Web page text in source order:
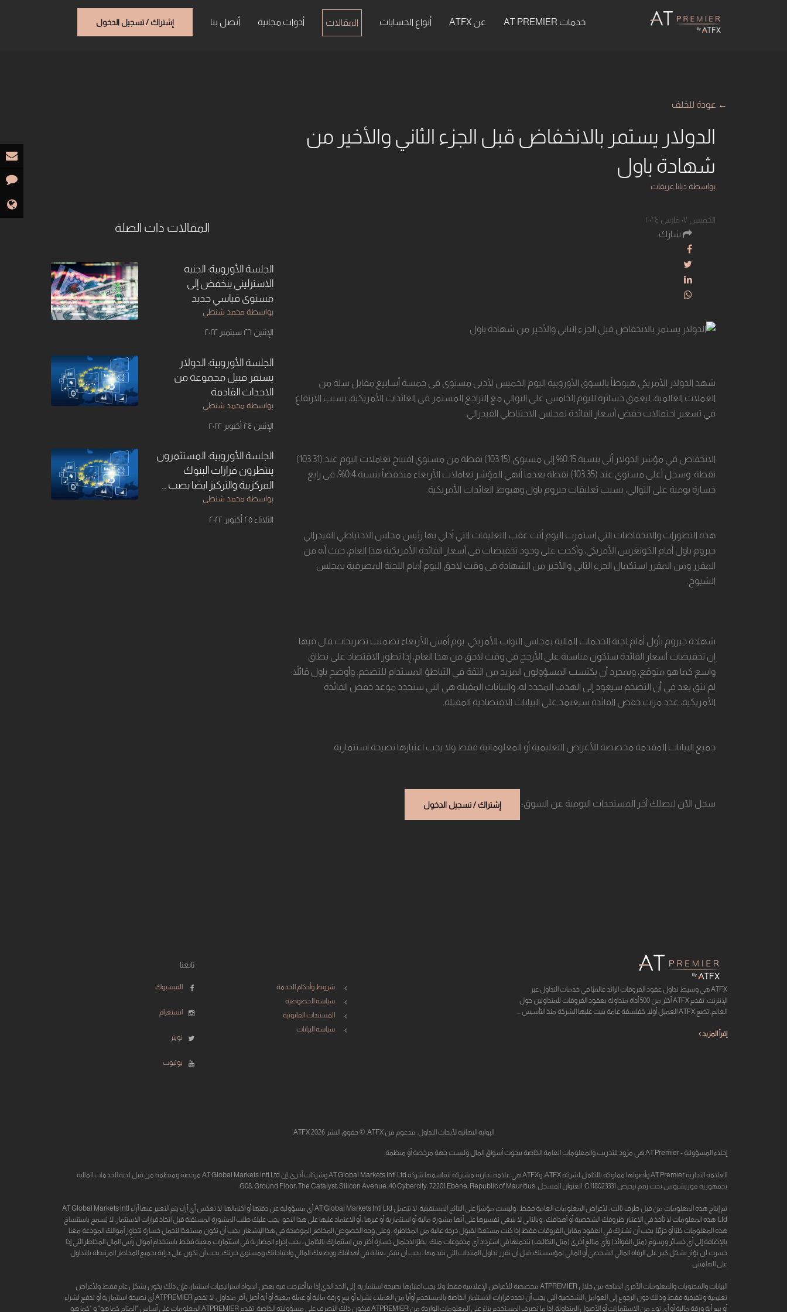
خدمات AT PREMIER عن ATFX أنواع الحسابات المقالات أدوات مجانية أتصل بنا إشتراك / تسجيل الدخول
← عودة للخلف
الدولار يستمر بالانخفاض قبل الجزء الثاني والأخير من
شهادة باول
بواسطة ديانا عريقات
الخميس ٠٧ مارس ٢٠٢٤
شارك:
شهد الدولار الأمريكي هبوطاً بالسوق الأوروبية اليوم الخميس لأدنى مستوى فى خمسة ‏أسابيع مقابل سلة من
العملات العالمية، ليعمق خسائره لليوم الخامس على التوالي مع التراجع المستمر فى العائدات الأمريكية، بسبب الارتفاع
في تسعير احتمالات ‏خفض أسعار الفائدة لمجلس الاحتياطي الفيدرالي.
الانخفاض في مؤشر الدولار أتى بنسبة 0.15% إلى مستوى (103.15) نقطة من مستوي افتتاح تعاملات اليوم عند (103.31)
نقطة، وسجل أعلى مستوى ‏عند (103.35) نقطة بعدما أنهي المؤشر تعاملات الأربعاء منخفضاً بنسبة 0.4%، فى رابع
خسارة يومية على ‏التوالي، بسبب تعليقات جيروم باول وهبوط العائدات الأمريكية.‏
هذه التطورات والانخفاضات التي استمرت اليوم أتت عقب التعليقات التي أدلي بها ‏رئيس مجلس الاحتياطي الفيدرالي
جيروم باول أمام الكونغرس الأمريكي، وأكدت ‏على وجود تخفيضات فى أسعار الفائدة الأمريكية هذا العام، حيث أ،ه من
المقرر ومن المقرر استكمال الجزء الثاني والأخير ‏من الشهادة فى وقت لاحق اليوم أمام اللجنة المصرفية بمجلس
الشيوخ.‏
شهادة جيروم بأول أمام لجنة الخدمات المالية ‏بمجلس النواب الأمريكي، يوم أمس الأربعاء تضمنت تصريحات قال فيها
إن تخفيضات أسعار الفائدة ستكون مناسبة ‏على الأرجح في وقت لاحق من هذا العام، إذا تطور الاقتصاد على نطاق
واسع كما هو ‏متوقع، وبمجرد أن يكتسب المسؤولون المزيد من الثقة في التباطؤ المستدام للتضخم.‏ وأوضح باول قائلاً:
لم نثق بعد في أن التضخم سيعود إلى الهدف المحدد له، والبيانات ‏المقبلة هي التي ستحدد موعد خفض الفائدة
الأمريكية، عدد مرات خفض الفائدة ‏سيعتمد على البيانات الاقتصادية المقبلة.‏
جميع البيانات المقدمة مخصصة للأغراض التعليمية أو المعلوماتية فقط ولا يجب اعتبارها نصيحة استثمارية.
سجل الآن ليصلك آخر المستجدات اليومية عن السوق: إشتراك / تسجيل الدخول
المقالات ذات الصلة
الجلسة الأوروبية: الجنيه
الاسترليني ينخفض إلى
مستوى قياسي جديد
بواسطة محمد شنطي
الإثنين ٢٦ سبتمبر ٢٠٢٢
الجلسة الأوروبية: الدولار
يستقر قبيل مجموعة من
الاحداث القادمة
بواسطة محمد شنطي
الإثنين ٢٤ أكتوبر ٢٠٢٢
الجلسة الأوروبية: المستثمرون
ينتظرون قرارات البنوك
المركزيية والتركيز ايضا يصب …
بواسطة محمد شنطي
الثلاثاء ٢٥ أكتوبر ٢٠٢٢
ATFX هي وسيط تداول عقود الفروقات الرائد عالميًا في خدمات التداول عبر
الإنترنت. تقدم ATFX أكثر من 500 أداة متداولة بعقود الفروقات للمتداولين حول
العالم. تضع ATFX العميل أولا, كفلسفة عامة بنيت عليها الشركة منذ التأسيس ...
إقرأ المزيد
شروط وأحكام الخدمة
سياسة الخصوصية
المستندات القانونية
سياسة البيانات
تابعنا
الفيسبوك
انستغرام
تويتر
يوتيوب
البوابة النهائية لأبحاث التداول. مدعوم من ATFX. © حقوق النشر 2026 ATFX
إخلاء المسؤولية - AT Premier هي مزود للتدريب والمعلومات العامة الخاصة ببحوث أسواق المال وليست جهة مرخصة أو منظمة.
العلامة التجارية AT Premier وأصولها مملوكة بالكامل لشركة ATFX، وATFX هي علامة تجارية مشتركة تتقاسمها شركة AT Global Markets Intl Ltd وشركات أخرى. إن AT Global Markets Intl Ltd مرخصة ومنظمة من قبل لجنة الخدمات المالية
بجمهورية موريشيوس تحت رقم ترخيص C118023331. العنوان المسجل: G08، Ground Floor، The Catalyst، Silicon Avenue، 40 Cybercity، 72201 Ebène، Republic of Mauritius.
تم إنتاج هذه المعلومات من قبل طرف ثالث ، لأغراض المعلومات العامة فقط ، وليست مؤشرًا على النتائج المستقبلية. لا تتحمل AT Global Markets Intl Ltd أي مسؤولية عن دقتها أو اكتمالها. لا تعكس أي آراء يتم التعبير عنها آراء AT Global Markets Intl
Ltd. هذه المعلومات لا تأخذ في الاعتبار ظروفك الشخصية أو أهدافك ، وبالتالي لا ينبغي تفسيرها على أنها مشورة مالية أو استثمارية أو غيرها ، أو الاعتماد عليها على هذا النحو. يجب عليك طلب المشورة المستقلة قبل اتخاذ قرارات الاستثمار. لا يُسمح باستنساخ
هذه المعلومات كليًا أو جزئيًا. يجب أن تشترك في العقود مقابل الفروقات فقط إذا كنت مستعدًا لقبول درجة عالية من المخاطرة ، وعلى وجه الخصوص المخاطر الموضحة في هذا الإشعار. يجب أن تكون مستعدًا لتحمل خسارة تتجاوز أموالك المودعة معنا
بالإضافة إلى أي خسائر ورسوم (مثل الفوائد) وأي مبالغ أخرى (مثل التكاليف) نتحملها في استرداد أي مدفوعات منك. نظرًا لاحتمال خسارة أكثر من استثمارك بالكامل ، يجب إجراء المضاربة في استثمارات معينة فقط باستخدام أموال رأس المال المخاطر التي إذا
خسرت لن تؤثر بشكل كبير على الرفاه المالي الشخصي أو المالي لمؤسستك. قبل أن تقرر تداول المنتجات التي نقدمها ، يجب أن تفكر بعناية في أهدافك ووضعك المالي واحتياجاتك ومستوى خبرتك. يجب أن تكون على دراية بجميع المخاطر المرتبطة بالتداول
على الهامش
البيانات والمحتويات والمعلومات الأخرى المتاحة من خلال ATPREMIER مخصصة للأغراض الإعلامية فقط ولا يجب اعتبارها نصيحة استثمارية. إلى الحد الذي إذا ما أقترحت فيه بعض المواد استراتيجيات استثمار، فإن ذلك يكون بشكل عام فقط ولأغراض
تعليمية وتثقيفية فقط وذلك دون الرجوع إلى العوامل الشخصية التي يجب أن تحدد قرارات الاستثمار الخاصة بالمستخدم أوأيا من العملاء لشراء أو بيع ورقة مالية أو عملة معينة أو أية أصل آخر متداول. لا تقدم ATPREMIER أي نصيحة استثمارية أو تدفع لشراء
أو بيع أية ورقة مالية أو أي نوع من الاستثمارات أو الأصول المتداولة، إذا ما تصرف المستخدم بناءً على المعلومات الواردة من ATPREMIER فيكون ذلك التصرف على مسؤوليته الخاصة. تقدم ATPREMIER المعلومات على أساس "المتاح كما هو" و "كما هو